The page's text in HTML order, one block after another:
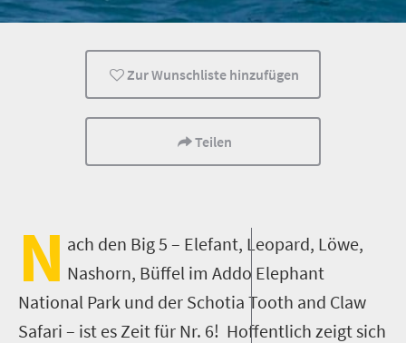
Zur Wunschliste hinzufügen
Teilen
N ach den Big 5 – Elefant, Leopard, Löwe,
Nashorn, Büffel im Addo Elephant
National Park und der Schotia Tooth and Claw
Safari – ist es Zeit für Nr. 6! Hoffentlich zeigt sich